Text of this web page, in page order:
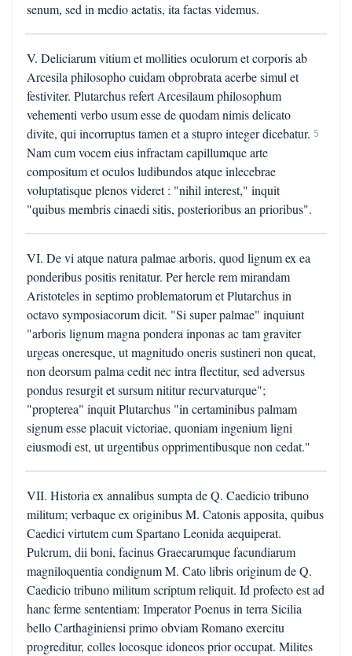
senum, sed in medio aetatis, ita factas videmus.
V. Deliciarum vitium et mollities oculorum et corporis ab
Arcesila philosopho cuidam obprobrata acerbe simul et
festiviter. Plutarchus refert Arcesilaum philosophum
vehementi verbo usum esse de quodam nimis delicato
divite, qui incorruptus tamen et a stupro integer dicebatur.
Nam cum vocem eius infractam capillumque arte
compositum et oculos ludibundos atque inlecebrae
voluptatisque plenos videret : "nihil interest," inquit
"quibus membris cinaedi sitis, posterioribus an prioribus".
5
VI. De vi atque natura palmae arboris, quod lignum ex ea
ponderibus positis renitatur. Per hercle rem mirandam
Aristoteles in septimo problematorum et Plutarchus in
octavo symposiacorum dicit. "Si super palmae" inquiunt
"arboris lignum magna pondera inponas ac tam graviter
urgeas oneresque, ut magnitudo oneris sustineri non queat,
non deorsum palma cedit nec intra flectitur, sed adversus
pondus resurgit et sursum nititur recurvaturque";
"propterea" inquit Plutarchus "in certaminibus palmam
signum esse placuit victoriae, quoniam ingenium ligni
eiusmodi est, ut urgentibus opprimentibusque non cedat."
VII. Historia ex annalibus sumpta de Q. Caedicio tribuno
militum; verbaque ex originibus M. Catonis apposita, quibus
Caedici virtutem cum Spartano Leonida aequiperat.
Pulcrum, dii boni, facinus Graecarumque facundiarum
magniloquentia condignum M. Cato libris originum de Q.
Caedicio tribuno militum scriptum reliquit. Id profecto est ad
hanc ferme sententiam: Imperator Poenus in terra Sicilia
bello Carthaginiensi primo obviam Romano exercitu
progreditur, colles locosque idoneos prior occupat. Milites